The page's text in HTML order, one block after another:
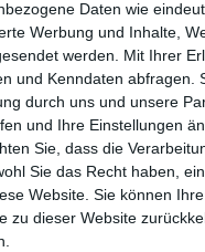
Daten wie
Werbung und Inhalte,
werden. Mit Ihrer
und Kenndaten abfragen.
durch uns und unsere
und Ihre Einstellungen
Sie, dass die
Sie das Recht haben,
Website. Sie können
zu dieser Website